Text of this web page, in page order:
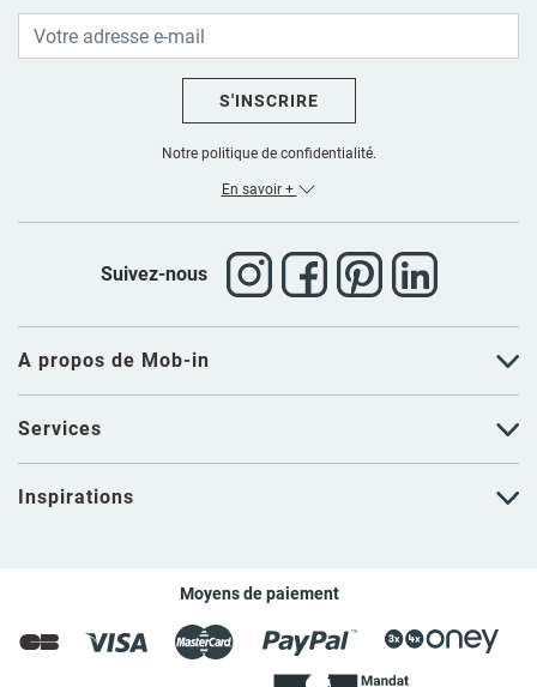
A propos de Mob-in
Services
Inspirations
S'INSCRIRE
Notre politique de confidentialité.
En savoir +
Suivez-nous
Moyens de paiement